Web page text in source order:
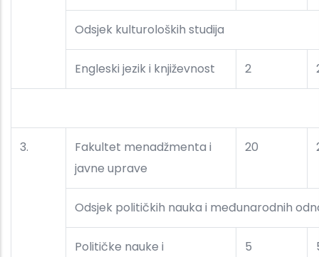
Odsjek kulturoloških studija
Engleski jezik i književnost 2
3.
Fakultet menadžmenta i
javne uprave
20
Odsjek političkih nauka i međunarodnih
Političke nauke i 5